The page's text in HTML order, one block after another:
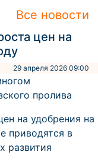
Все новости
цен на
29 апреля 2026 09:00
пролива
на удобрения на
приводятся в
развития